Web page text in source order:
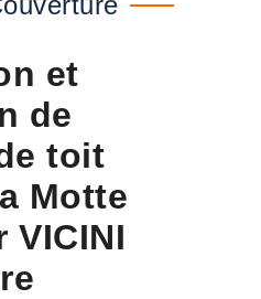
et
de
toit
Motte
VICINI